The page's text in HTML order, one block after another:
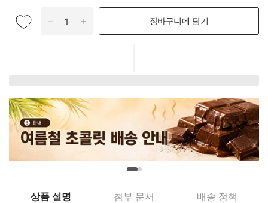
장바구니에 담기
상품 설명 첨부 문서 배송 정책